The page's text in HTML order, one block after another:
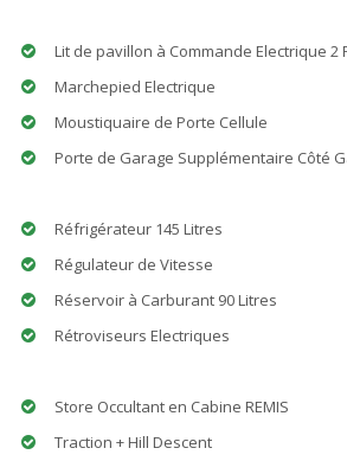
Lit de pavillon à Commande Electrique 2
Marchepied Electrique
Moustiquaire de Porte Cellule
Porte de Garage Supplémentaire Côté
Réfrigérateur 145 Litres
Régulateur de Vitesse
Réservoir à Carburant 90 Litres
Rétroviseurs Electriques
Store Occultant en Cabine REMIS
Traction + Hill Descent